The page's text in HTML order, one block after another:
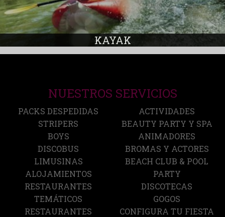
KAYAK
NUESTROS SERVICIOS
PACKS DESPEDIDAS
STRIPERS
BOYS
DISCOBUS
LIMUSINAS
ALOJAMIENTOS
RESTAURANTES
TEMÁTICOS
RESTAURANTES
ACTIVIDADES
BEAUTY PARTY Y SPA
ANIMADORES
BROMAS Y ACTORES
BEACH CLUB & POOL
PARTY
DISCOTECAS
GOGOS
CONFIGURA TU FIESTA